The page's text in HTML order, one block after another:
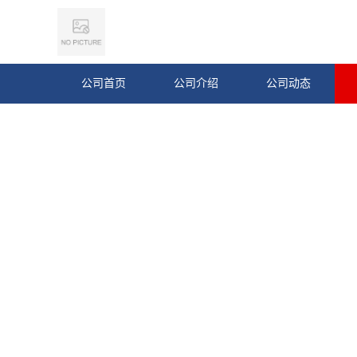
公司首页 公司介绍 公司动态